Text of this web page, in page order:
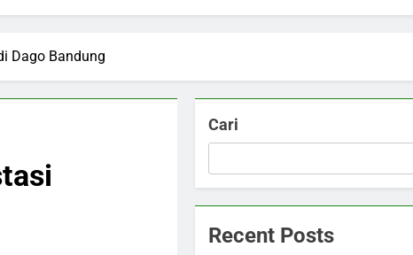
Dago Bandung
Cari
Recent Posts